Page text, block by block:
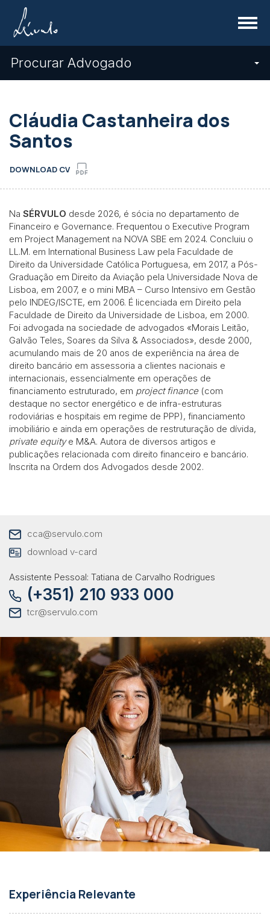
Menu
Procurar Advogado
Cláudia Castanheira dos
Santos
DOWNLOAD CV
Na SÉRVULO desde 2026, é sócia no departamento de
Financeiro e Governance. Frequentou o Executive Program
em Project Management na NOVA SBE em 2024. Concluiu o
LL.M. em International Business Law pela Faculdade de
Direito da Universidade Católica Portuguesa, em 2017, a Pós-
Graduação em Direito da Aviação pela Universidade Nova de
Lisboa, em 2007, e o mini MBA – Curso Intensivo em Gestão
pelo INDEG/ISCTE, em 2006. É licenciada em Direito pela
Faculdade de Direito da Universidade de Lisboa, em 2000.
Foi advogada na sociedade de advogados «Morais Leitão,
Galvão Teles, Soares da Silva & Associados», desde 2000,
acumulando mais de 20 anos de experiência na área de
direito bancário em assessoria a clientes nacionais e
internacionais, essencialmente em operações de
financiamento estruturado, em project finance(com
destaque no sector energético e de infra-estruturas
rodoviárias e hospitais em regime de PPP), financiamento
imobiliário e ainda em operações de restruturação de dívida,
private equitye M&A. Autora de diversos artigos e
publicações relacionada com direito financeiro e bancário.
Inscrita na Ordem dos Advogados desde 2002.
cca@servulo.com
download v-card
Assistente Pessoal: Tatiana de Carvalho Rodrigues
(+351) 210 933 000
tcr@servulo.com
Experiência Relevante